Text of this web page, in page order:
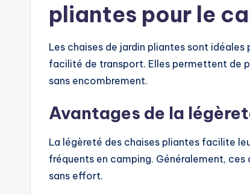
pliantes pour le
Les chaises de jardin pliantes sont
facilité de transport. Elles permettent de
sans encombrement.
Avantages de la
La légèreté des chaises pliantes facilite
fréquents en camping. Généralement,
sans effort.